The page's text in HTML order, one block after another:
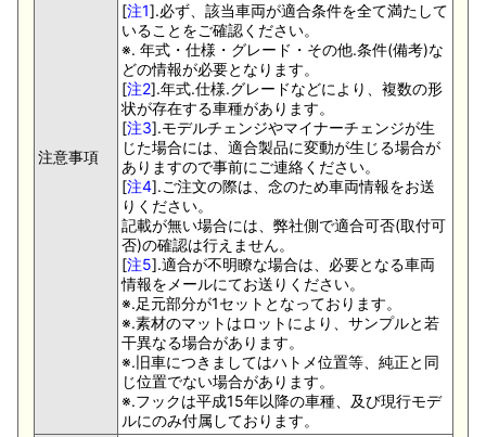
注意事項
[注1].必ず、該当車両が適合条件を全て満たして
いることをご確認ください。
※. 年式・仕様・グレード・その他.条件(備考)な
どの情報が必要となります。
[注2].年式.仕様.グレードなどにより、複数の形
状が存在する車種があります。
[注3].モデルチェンジやマイナーチェンジが生
じた場合には、適合製品に変動が生じる場合が
ありますので事前にご連絡ください。
[注4].ご注文の際は、念のため車両情報をお送
りください。
記載が無い場合には、弊社側で適合可否(取付可
否)の確認は行えません。
[注5].適合が不明瞭な場合は、必要となる車両
情報をメールにてお送りください。
※.足元部分が1セットとなっております。
※.素材のマットはロットにより、サンプルと若
干異なる場合があります。
※.旧車につきましてはハトメ位置等、純正と同
じ位置でない場合があります。
※.フックは平成15年以降の車種、及び現行モデ
ルにのみ付属しております。